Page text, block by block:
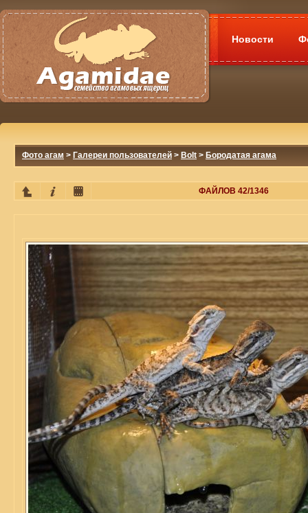
Новости
Фото агам > Галереи пользователей > Bolt > Бородатая агама
ФАЙЛОВ 42/1346